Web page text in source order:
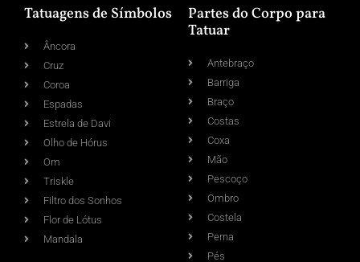
Tatuagens de Símbolos
Âncora
Cruz
Coroa
Espadas
Estrela de Davi
Olho de Hórus
Om
Triskle
Filtro dos Sonhos
Flor de Lótus
Mandala
Partes do Corpo para
Tatuar
Antebraço
Barriga
Braço
Costas
Coxa
Mão
Pescoço
Ombro
Costela
Perna
Pés